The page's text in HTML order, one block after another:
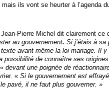
ils vont se heurter à l’agenda
Pierre Michel dit clairement ce
au gouvernement. Si j’étais à sa
avant même la loi mariage. Il y
de connaître ses
« devant une poignée de
« Si le gouvernement est
pavé, il ne faut plus gouverner. »